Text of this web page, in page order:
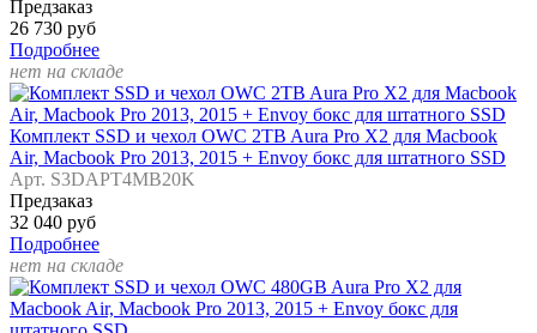
Предзаказ
26 730 руб
Подробнее
нет на складе
Комплект SSD и чехол OWC 2TB Aura Pro X2 для Macbook
Air, Macbook Pro 2013, 2015 + Envoy бокс для штатного SSD
Арт. S3DAPT4MB20K
Предзаказ
32 040 руб
Подробнее
нет на складе